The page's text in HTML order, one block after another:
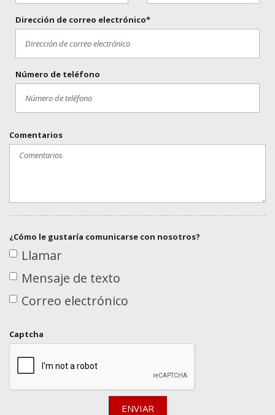
Dirección de correo electrónico*
Número de teléfono
Comentarios
¿Cómo le gustaría comunicarse con nosotros?
Llamar
Mensaje de texto
Correo electrónico
Captcha
ENVIAR